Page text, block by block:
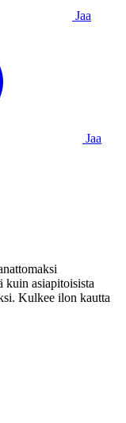
Jaa
Jaa
kuin asiapitoisista
Kulkee ilon kautta